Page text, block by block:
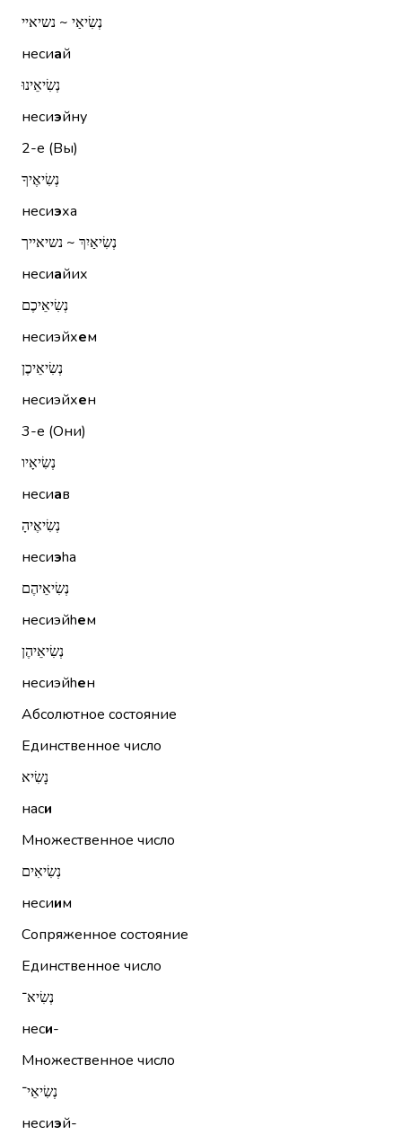
נְשִׂיאַי ~ נשיאיי
несиай
נְשִׂיאֵינוּ
несиэйну
2-е (Вы)
נְשִׂיאֶיךָ
несиэха
נְשִׂיאַיִךְ ~ נשיאייך
несиайих
נְשִׂיאֵיכֶם
несиэйхем
נְשִׂיאֵיכֶן
несиэйхен
3-е (Они)
נְשִׂיאָיו
несиав
נְשִׂיאֶיהָ
несиэhа
נְשִׂיאֵיהֶם
несиэйhем
נְשִׂיאֵיהֶן
несиэйhен
Абсолютное состояние
Единственное число
נָשִׂיא
наси
Множественное число
נְשִׂיאִים
несиим
Сопряженное состояние
Единственное число
נְשִׂיא־
неси-
Множественное число
נְשִׂיאֵי־
несиэй-